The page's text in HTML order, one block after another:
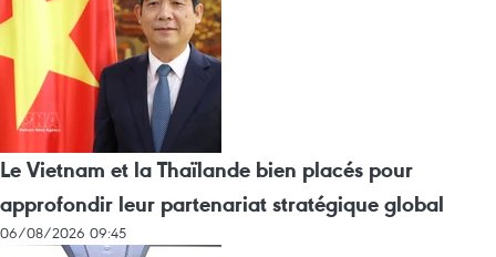
Le Vietnam et la Thaïlande bien placés pour
approfondir leur partenariat stratégique global
06/08/2026 09:45